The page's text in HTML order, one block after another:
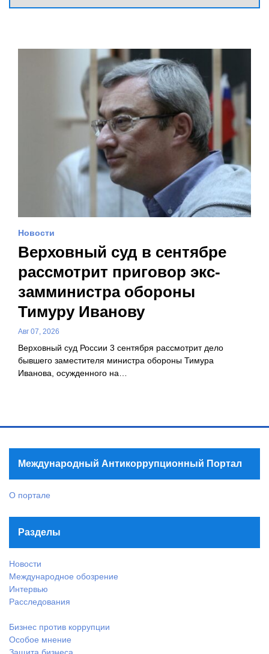
Новости
Верховный суд в сентябре
рассмотрит приговор экс-
замминистра обороны
Тимуру Иванову
Авг 07, 2026
Верховный суд России 3 сентября рассмотрит дело
бывшего заместителя министра обороны Тимура
Иванова, осужденного на…
Международный Антикоррупционный Портал
О портале
Разделы
Новости
Международное обозрение
Интервью
Расследования
Бизнес против коррупции
Особое мнение
Защита бизнеса